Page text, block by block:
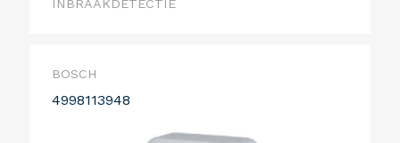
INBRAAKDETECTIE
BOSCH
4998113948